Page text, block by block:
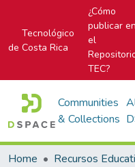
Tecnológico
de Costa Rica
¿Cómo
publicar en
el
TEC?
Communities
& Collections
Home Recursos